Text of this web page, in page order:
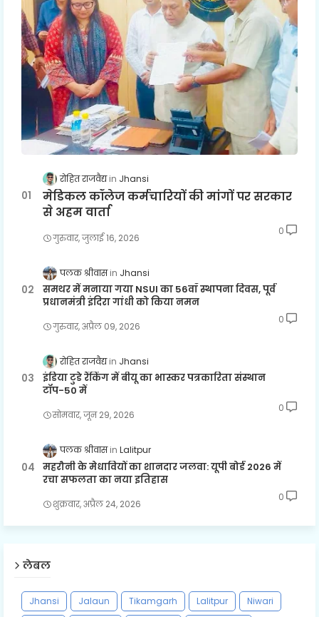
रोहित राजवैद्य Jhansi
मेडिकल कॉलेज कर्मचारियों की मांगों पर सरकार
से अहम वार्ता
गुरुवार, जुलाई 16, 2026
0
पलक श्रीवास Jhansi
समथर में मनाया गया NSUI का 56वाँ स्थापना दिवस, पूर्व
प्रधानमंत्री इंदिरा गांधी को किया नमन
गुरुवार, अप्रैल 09, 2026
0
रोहित राजवैद्य Jhansi
इंडिया टुडे रैंकिंग में बीयू का भास्कर पत्रकारिता संस्थान
टॉप-50 में
सोमवार, जून 29, 2026
0
पलक श्रीवास Lalitpur
महरौनी के मेधावियों का शानदार जलवा: यूपी बोर्ड 2026 में
रचा सफलता का नया इतिहास
शुक्रवार, अप्रैल 24, 2026
0
लेबल
Jhansi Jalaun Tikamgarh Lalitpur
Niwari